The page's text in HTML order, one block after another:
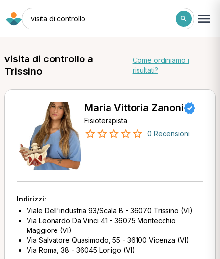
visita di controllo
visita di controllo a
Trissino
Come ordiniamo i
risultati?
Maria Vittoria Zanoni
Fisioterapista
0 Recensioni
Indirizzi:
Viale Dell'industria 93/Scala B - 36070 Trissino (VI)
Via Leonardo Da Vinci 41 - 36075 Montecchio
Maggiore (VI)
Via Salvatore Quasimodo, 55 - 36100 Vicenza (VI)
Via Roma, 38 - 36045 Lonigo (VI)